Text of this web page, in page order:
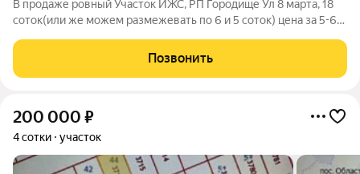
В продаже ровный Участок ИЖС, РП Городище Ул 8 марта, 18
соток(или же можем размежевать по 6 и 5 соток) цена за 5-6
имеется строение(Дом), на участке с газом и водой, На
участке Свет, Вода, Газ!
Позвонить
200 000 ₽
4 сотки участок